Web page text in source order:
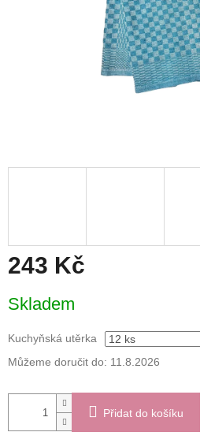
243 Kč
cena:
Skladem
Kuchyňská utěrka
Můžeme doručit do: 11.8.2026
Přidat do košíku